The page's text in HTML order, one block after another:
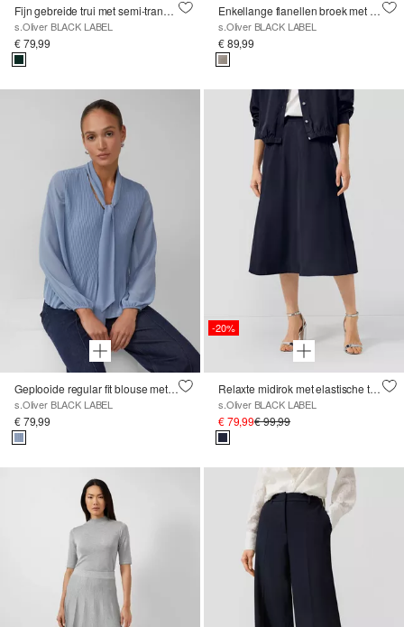
Fijn gebreide trui met semi-transparante ottomane textuur op de mouwen
s.Oliver BLACK LABEL
€ 79,99
Enkellange flanellen broek met plooi en elastische tailleband
s.Oliver BLACK LABEL
€ 89,99
Geplooide regular fit blouse met opstaande kraag en striklint
s.Oliver BLACK LABEL
€ 79,99
-20%
Relaxte midirok met elastische tailleband
s.Oliver BLACK LABEL
€ 79,99€ 99,99